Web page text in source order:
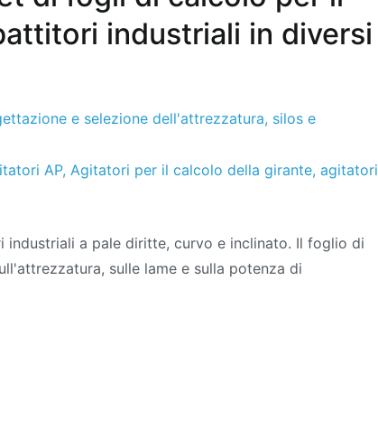
industriali in diversi
e selezione dell'attrezzatura, silos e
AP, Agitatori per il calcolo della girante, agitatori
a pale diritte, curvo e inclinato. Il foglio di
sulle lame e sulla potenza di